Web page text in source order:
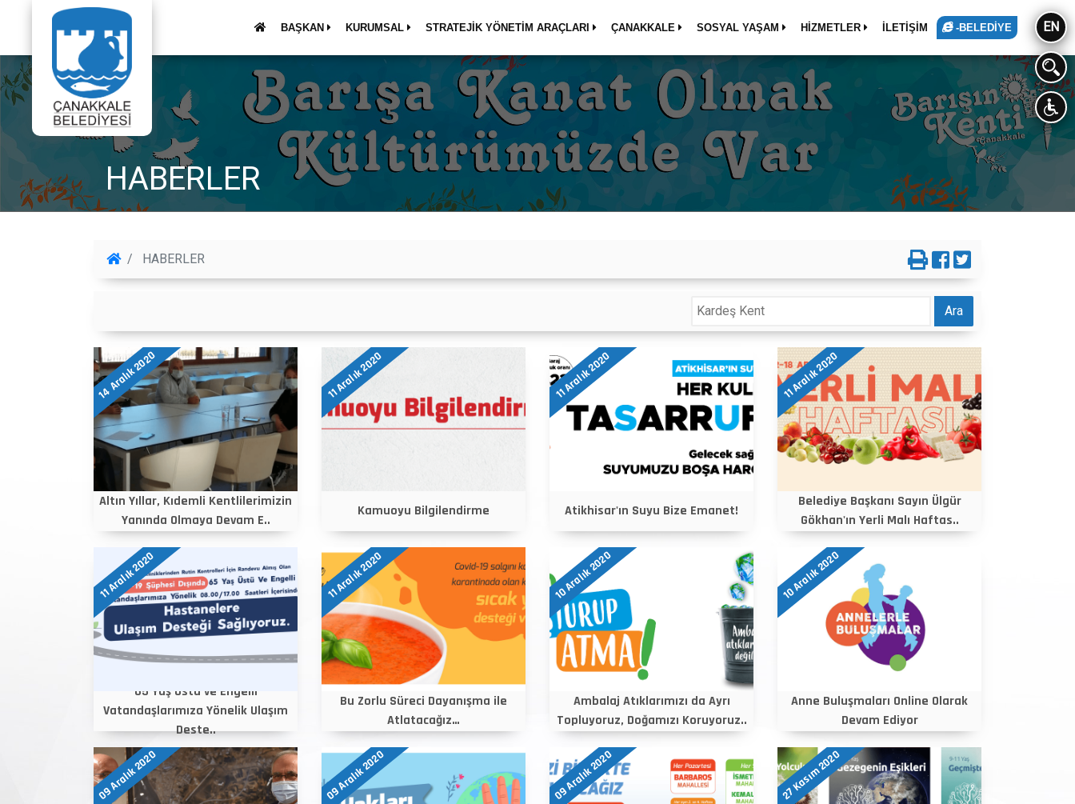
BAŞKAN KURUMSAL STRATEJİK YÖNETİM ARAÇLARI ÇANAKKALE SOSYAL YAŞAM HİZMETLER İLETİŞİM -BELEDİYE EN
HABERLER
HABERLER
Ara
14 Aralık 2020
Altın Yıllar, Kıdemli Kentlilerimizin
Yanında Olmaya Devam E..
11 Aralık 2020
Kamuoyu Bilgilendirme
11 Aralık 2020
Atikhisar'ın Suyu Bize Emanet!
11 Aralık 2020
Belediye Başkanı Sayın Ülgür
Gökhan'ın Yerli Malı Haftas..
11 Aralık 2020
65 Yaş Üstü ve Engelli
Vatandaşlarımıza Yönelik Ulaşım
Deste..
11 Aralık 2020
Bu Zorlu Süreci Dayanışma ile
Atlatacağız…
10 Aralık 2020
Ambalaj Atıklarımızı da Ayrı
Topluyoruz, Doğamızı Koruyoruz..
10 Aralık 2020
Anne Buluşmaları Online Olarak
Devam Ediyor
09 Aralık 2020 09 Aralık 2020 09 Aralık 2020 27 Kasım 2020